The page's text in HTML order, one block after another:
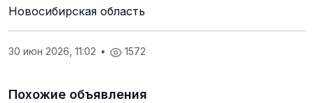
Новосибирская область
30 июн 2026, 11:02 • 1572
Похожие объявления